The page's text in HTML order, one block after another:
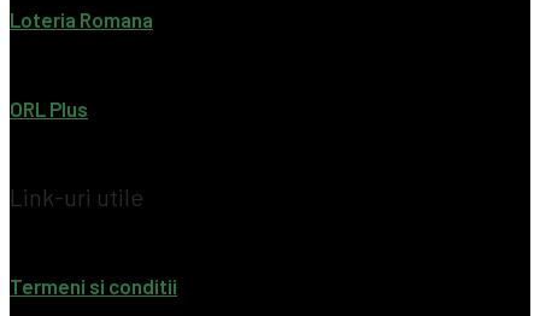
Loteria Romana
ORL Plus
Link-uri utile
Termeni si conditii